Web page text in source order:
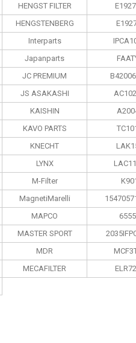
HENGST FILTER
HENGSTENBERG
Interparts
Japanparts
JC PREMIUM
JS ASAKASHI
KAISHIN
KAVO PARTS
KNECHT
LYNX
M-Filter
MagnetiMarelli
MAPCO
MASTER SPORT
MDR
MECAFILTER